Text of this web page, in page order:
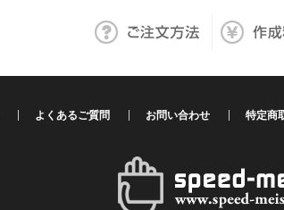
よくあるご質問 お問い合わせ 特定商